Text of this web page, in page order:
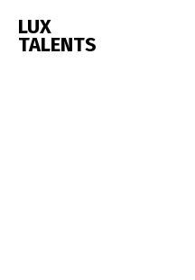
LUX
TALENTS